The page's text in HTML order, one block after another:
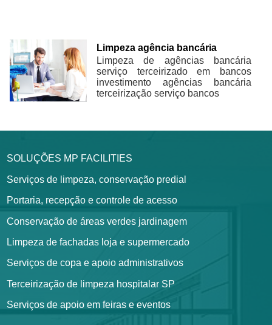
Limpeza agência bancária
Limpeza de agências bancária
serviço terceirizado em bancos
investimento agências bancária
terceirização serviço bancos
SOLUÇÕES MP FACILITIES
Serviços de limpeza, conservação predial
Portaria, recepção e controle de acesso
Conservação de áreas verdes jardinagem
Limpeza de fachadas loja e supermercado
Serviços de copa e apoio administrativos
Terceirização de limpeza hospitalar SP
Serviços de apoio em feiras e eventos